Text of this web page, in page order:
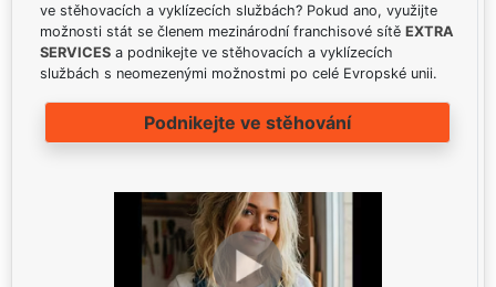
ve stěhovacích a vyklízecích službách? Pokud ano, využijte
možnosti stát se členem mezinárodní franchisové sítě EXTRA
SERVICES a podnikejte ve stěhovacích a vyklízecích
službách s neomezenými možnostmi po celé Evropské unii.
Podnikejte ve stěhování